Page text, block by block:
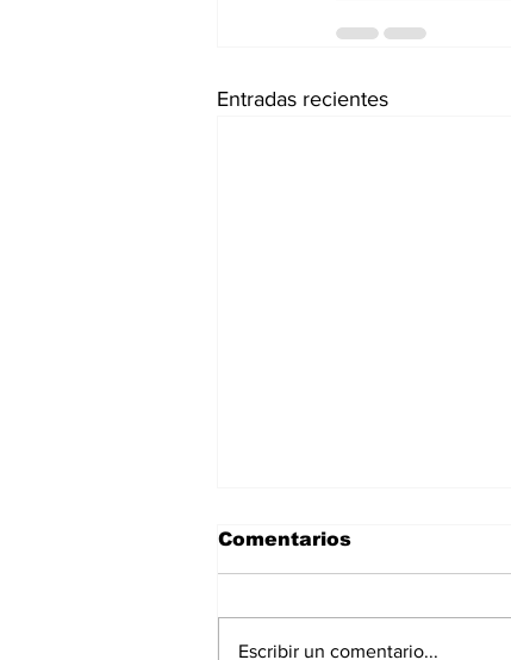
Entradas recientes
Comentarios
Escribir un comentario...